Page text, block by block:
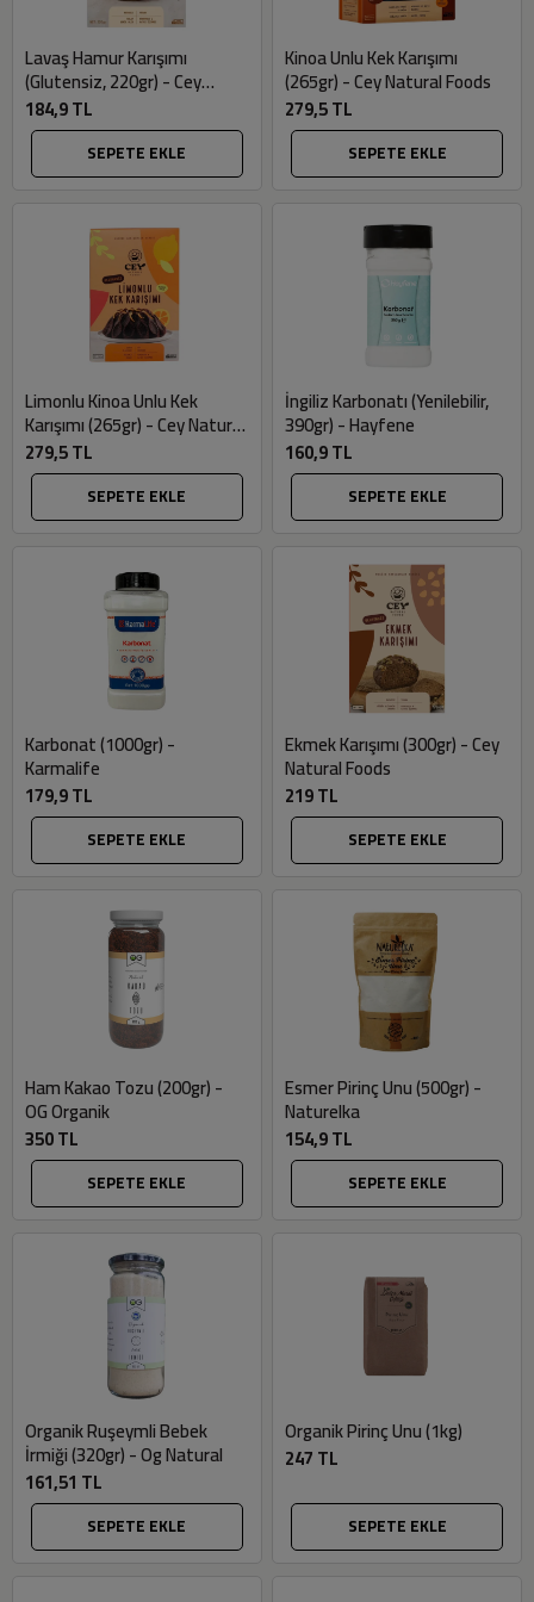
Lavaş Hamur Karışımı
(Glutensiz, 220gr) - Cey
Natural Foods
184,9 TL
SEPETE EKLE
Kinoa Unlu Kek Karışımı
(265gr) - Cey Natural Foods
279,5 TL
SEPETE EKLE
Limonlu Kinoa Unlu Kek
Karışımı (265gr) - Cey Natural
Foods
279,5 TL
SEPETE EKLE
İngiliz Karbonatı (Yenilebilir,
390gr) - Hayfene
160,9 TL
SEPETE EKLE
Karbonat (1000gr) -
Karmalife
179,9 TL
SEPETE EKLE
Ekmek Karışımı (300gr) - Cey
Natural Foods
219 TL
SEPETE EKLE
Ham Kakao Tozu (200gr) -
OG Organik
350 TL
SEPETE EKLE
Esmer Pirinç Unu (500gr) -
Naturelka
154,9 TL
SEPETE EKLE
Organik Ruşeymli Bebek
İrmiği (320gr) - Og Natural
161,51 TL
SEPETE EKLE
Organik Pirinç Unu (1kg)
247 TL
SEPETE EKLE